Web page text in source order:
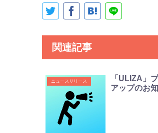
関連記事
ニュースリリース
「ULIZA」
アップのお